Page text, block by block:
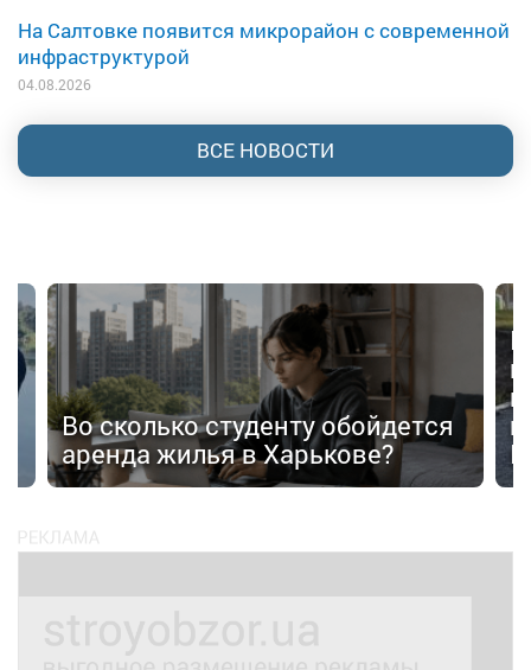
На Салтовке появится микрорайон с современной
инфраструктурой
04.08.2026
ВСЕ НОВОСТИ
Во сколько студенту обойдется
аренда жилья в Харькове?
В